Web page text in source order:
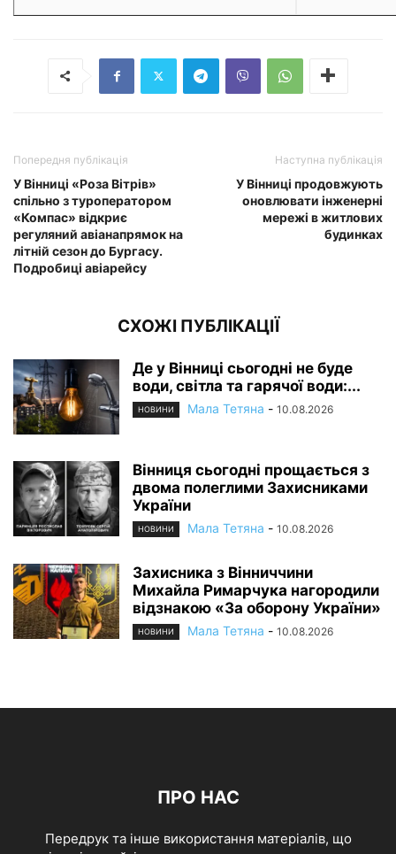
Попередня публікація
У Вінниці «Роза Вітрів»
спільно з туроператором
«Компас» відкриє
регуляний авіанапрямок на
літній сезон до Бургасу.
Подробиці авіарейсу
Наступна публікація
У Вінниці продовжують
оновлювати інженерні
мережі в житлових
будинках
СХОЖІ ПУБЛІКАЦІЇ
Де у Вінниці сьогодні не буде
води, світла та гарячої води:...
НОВИНИ Мала Тетяна - 10.08.2026
Вінниця сьогодні прощається з
двома полеглими Захисниками
України
НОВИНИ Мала Тетяна - 10.08.2026
Захисника з Вінниччини
Михайла Римарчука нагородили
відзнакою «За оборону України»
НОВИНИ Мала Тетяна - 10.08.2026
ПРО НАС
Передрук та інше використання матеріалів, що